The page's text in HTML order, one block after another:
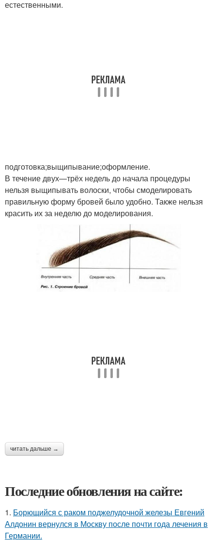
естественными.
подготовка;выщипывание;оформление.
В течение двух—трёх недель до начала процедуры
нельзя выщипывать волоски, чтобы смоделировать
правильную форму бровей было удобно. Также нельзя
красить их за неделю до моделирования.
читать дальше →
Последние обновления на сайте:
1. Борющийся с раком поджелудочной железы Евгений
Алдонин вернулся в Москву после почти года лечения в
Германии.